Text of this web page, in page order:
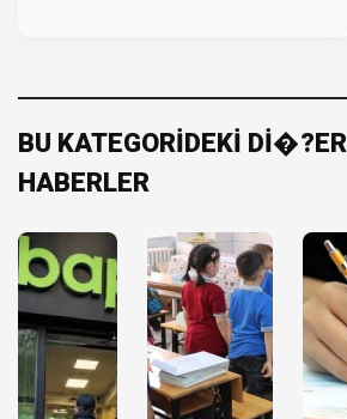
BU KATEGORİDEKİ Dİ�?ER
HABERLER